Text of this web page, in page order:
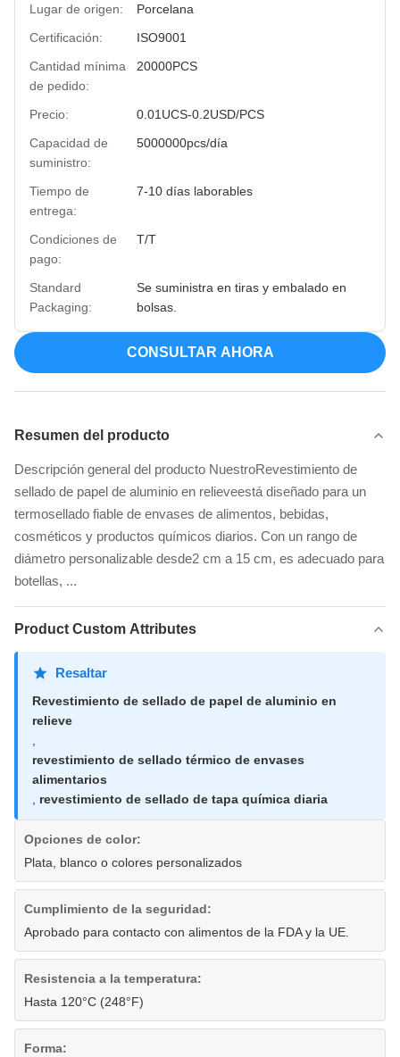
Lugar de origen:
Porcelana
Certificación:
ISO9001
Cantidad mínima
de pedido:
20000PCS
Precio:
0.01UCS-0.2USD/PCS
Capacidad de
suministro:
5000000pcs/día
Tiempo de
entrega:
7-10 días laborables
Condiciones de
pago:
T/T
Standard
Packaging:
Se suministra en tiras y embalado en
bolsas.
CONSULTAR AHORA
Resumen del producto
Descripción general del producto NuestroRevestimiento de
sellado de papel de aluminio en relieveestá diseñado para un
termosellado fiable de envases de alimentos, bebidas,
cosméticos y productos químicos diarios. Con un rango de
diámetro personalizable desde2 cm a 15 cm, es adecuado para
botellas, ...
Product Custom Attributes
Resaltar
Revestimiento de sellado de papel de aluminio en
relieve
,
revestimiento de sellado térmico de envases
alimentarios
, revestimiento de sellado de tapa química diaria
Opciones de color:
Plata, blanco o colores personalizados
Cumplimiento de la seguridad:
Aprobado para contacto con alimentos de la FDA y la UE.
Resistencia a la temperatura:
Hasta 120°C (248°F)
Forma: